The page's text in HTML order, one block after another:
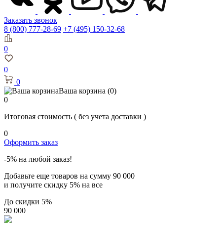
Заказать звонок
8 (800) 777-28-69 +7 (495) 150-32-68
0
0
0
Ваша корзина (0)
0
Итоговая стоимость ( без учета доставки )
0
Оформить заказ
-5% на любой заказ!
Добавьте еще товаров на сумму 90 000
и получите скидку 5% на все
До скидки 5%
90 000